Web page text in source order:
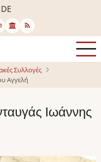
DE
Συλλογές
Αγγελή
Ιωάννης